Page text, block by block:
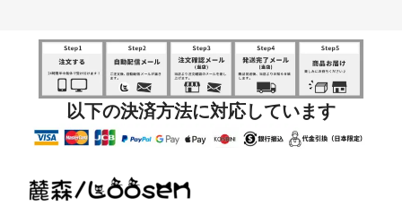
以下の決済方法に対応しています